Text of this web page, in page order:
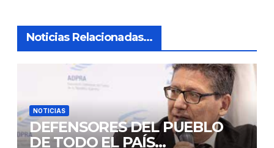
Noticias Relacionadas...
NOTICIAS
DEFENSORES DEL PUEBLO
DE TODO EL PAÍS